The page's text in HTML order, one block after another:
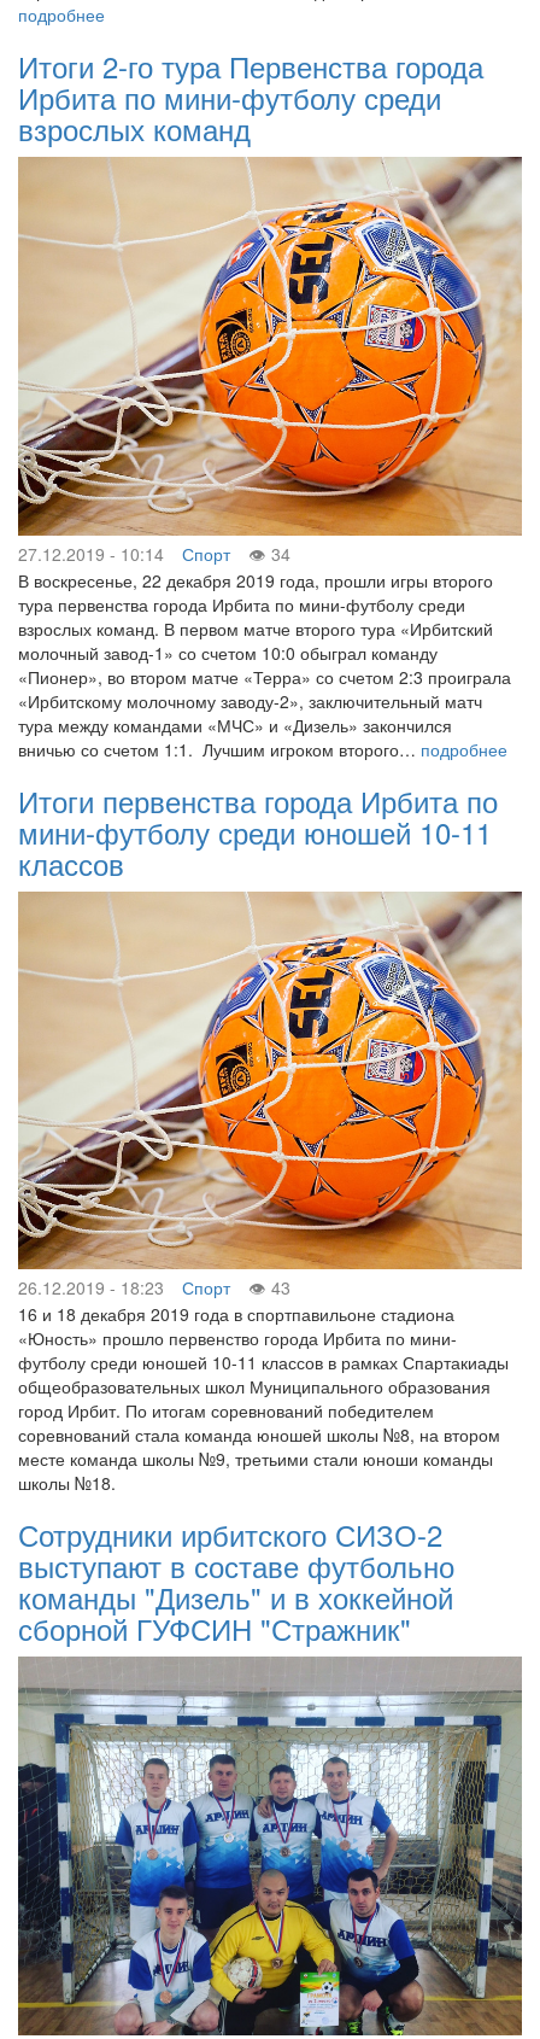
подробнее
Итоги 2-го тура Первенства города
Ирбита по мини-футболу среди
взрослых команд
27.12.2019 - 10:14 Спорт
34
В воскресенье, 22 декабря 2019 года, прошли игры второго
тура первенства города Ирбита по мини-футболу среди
взрослых команд. В первом матче второго тура «Ирбитский
молочный завод-1» со счетом 10:0 обыграл команду
«Пионер», во втором матче «Терра» со счетом 2:3 проиграла
«Ирбитскому молочному заводу-2», заключительный матч
тура между командами «МЧС» и «Дизель» закончился
вничью со счетом 1:1. Лучшим игроком второго… подробнее
Итоги первенства города Ирбита по
мини-футболу среди юношей 10-11
классов
26.12.2019 - 18:23 Спорт
43
16 и 18 декабря 2019 года в спортпавильоне стадиона
«Юность» прошло первенство города Ирбита по мини-
футболу среди юношей 10-11 классов в рамках Спартакиады
общеобразовательных школ Муниципального образования
город Ирбит. По итогам соревнований победителем
соревнований стала команда юношей школы №8, на втором
месте команда школы №9, третьими стали юноши команды
школы №18.
Сотрудники ирбитского СИЗО-2
выступают в составе футбольно
команды "Дизель" и в хоккейной
сборной ГУФСИН "Стражник"